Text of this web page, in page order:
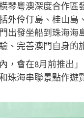
琴粵澳深度合作
外伶仃島、桂山
出發坐船到珠海海
、完善澳門自身的
，會在8月前推出
珠海串聯景點作